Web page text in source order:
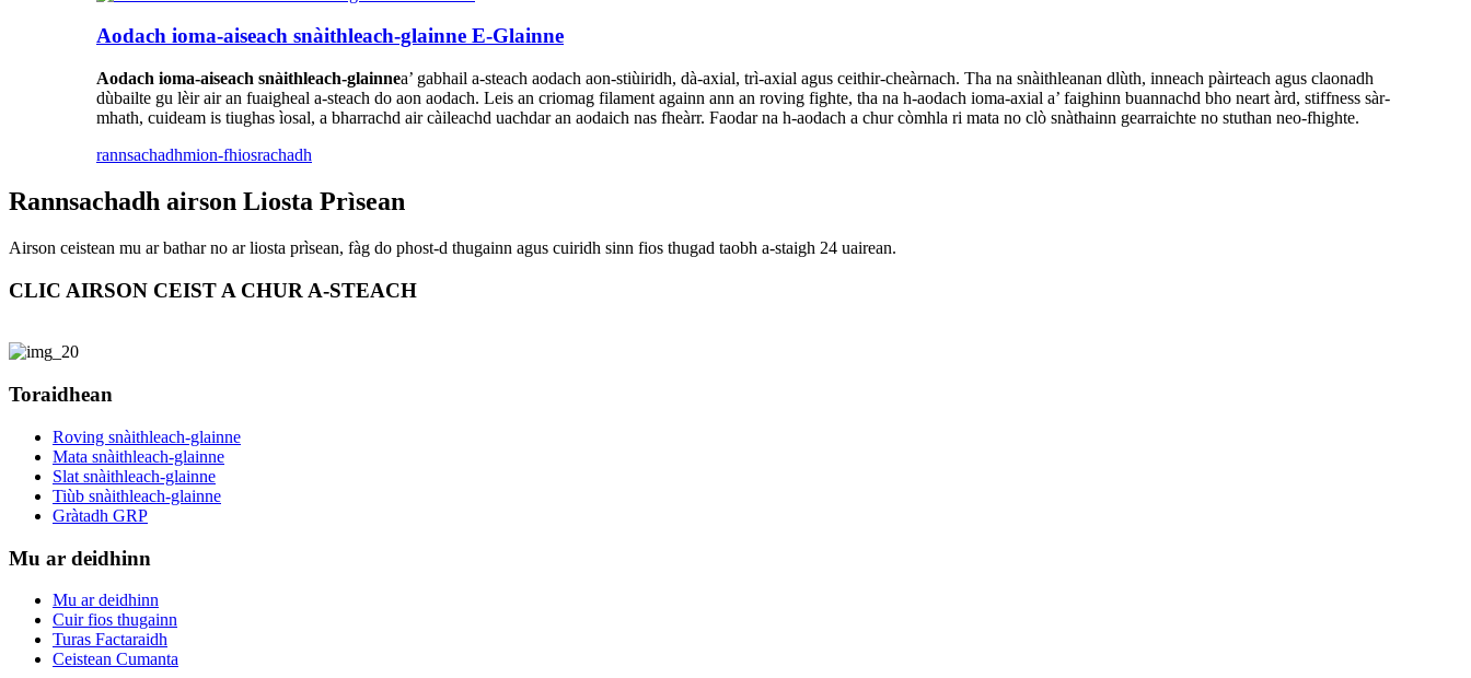
Aodach ioma-aiseach snàithleach-glainne E-Glainne
Aodach ioma-aiseach snàithleach-glainnea’ gabhail a-steach aodach aon-stiùiridh, dà-axial, trì-axial agus ceithir-cheàrnach. Tha na snàithleanan dlùth, inneach pàirteach agus claonadh
dùbailte gu lèir air an fuaigheal a-steach do aon aodach. Leis an criomag filament againn ann an roving fighte, tha na h-aodach ioma-axial a’ faighinn buannachd bho neart àrd, stiffness sàr-
mhath, cuideam is tiughas ìosal, a bharrachd air càileachd uachdar an aodaich nas fheàrr. Faodar na h-aodach a chur còmhla ri mata no clò snàthainn gearraichte no stuthan neo-fhighte.
rannsachadhmion-fhiosrachadh
Rannsachadh airson Liosta Prìsean
Airson ceistean mu ar bathar no ar liosta prìsean, fàg do phost-d thugainn agus cuiridh sinn fios thugad taobh a-staigh 24 uairean.
CLIC AIRSON CEIST A CHUR A-STEACH
Toraidhean
Roving snàithleach-glainne
Mata snàithleach-glainne
Slat snàithleach-glainne
Tiùb snàithleach-glainne
Gràtadh GRP
Mu ar deidhinn
Mu ar deidhinn
Cuir fios thugainn
Turas Factaraidh
Ceistean Cumanta